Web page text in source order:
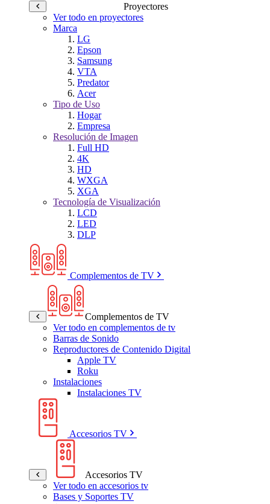
Proyectores
Ver todo en proyectores
Marca
LG
Epson
Samsung
VTA
Predator
Acer
Tipo de Uso
Hogar
Empresa
Resolución de Imagen
Full HD
4K
HD
WXGA
XGA
Tecnología de Visualización
LCD
LED
DLP
Complementos de TV
Complementos de TV
Ver todo en complementos de tv
Barras de Sonido
Reproductores de Contenido Digital
Apple TV
Roku
Instalaciones
Instalaciones TV
Accesorios TV
Accesorios TV
Ver todo en accesorios tv
Bases y Soportes TV